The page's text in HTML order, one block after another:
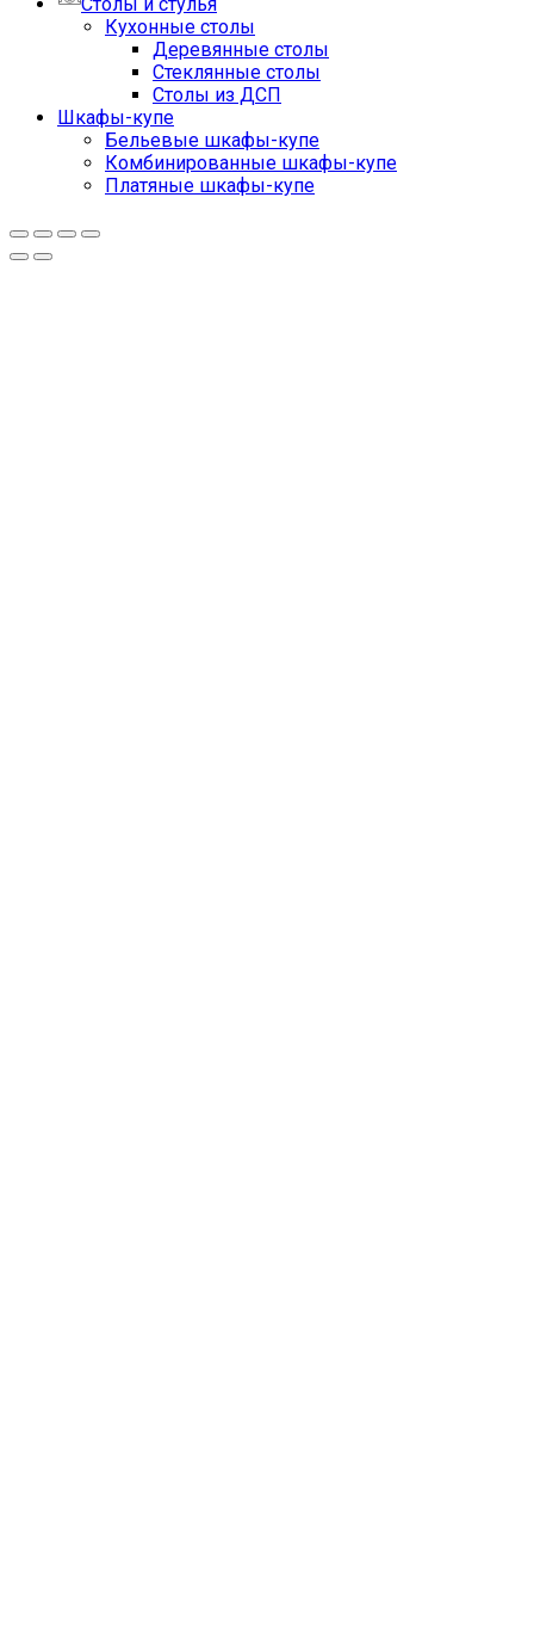
Кухонные столы
Деревянные столы
Стеклянные столы
Столы из ДСП
Шкафы-купе
Бельевые шкафы-купе
Комбинированные шкафы-купе
Платяные шкафы-купе